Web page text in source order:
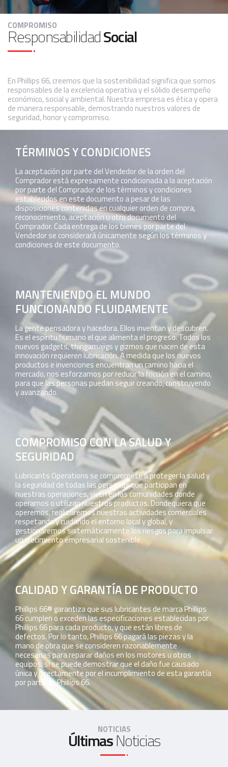
COMPROMISO
ResponsabilidadSocial
En Phillips 66, creemos que la sostenibilidad significa que somos
responsables de la excelencia operativa y el sólido desempeño
económico, social y ambiental. Nuestra empresa es ética y opera
de manera responsable, demostrando nuestros valores de
seguridad, honor y compromiso.
TÉRMINOS Y CONDICIONES
La aceptación por parte del Vendedor de la orden del
Comprador está expresamente condicionada a la aceptación
por parte del Comprador de los términos y condiciones
establecidos en este documento a pesar de las
disposiciones contenidas en cualquier orden de compra,
reconocimiento, aceptación u otro documento del
Comprador. Cada entrega de los bienes por parte del
Vendedor se considerará únicamente según los términos y
condiciones de este documento.
MANTENIENDO EL MUNDO
FUNCIONANDO FLUIDAMENTE
La gente pensadora y hacedora. Ellos inventan y descubren.
Es el espíritu humano el que alimenta el progreso. Todos los
nuevos gadgets, thingamajigs y gizmos que nacen de esta
innovación requieren lubricación. A medida que los nuevos
productos e invenciones encuentran un camino hacia el
mercado, nos esforzamos por reducir la fricción en el camino,
para que las personas puedan seguir creando, construyendo
y avanzando.
COMPROMISO CON LA SALUD Y
SEGURIDAD
Lubricants Operations se compromete a proteger la salud y
la seguridad de todas las personas que participan en
nuestras operaciones, viven en las comunidades donde
operamos o utilizan nuestros productos. Dondequiera que
operemos, realizaremos nuestras actividades comerciales
respetando y cuidando el entorno local y global, y
gestionaremos sistemáticamente los riesgos para impulsar
un crecimiento empresarial sostenible.
CALIDAD Y GARANTÍA DE PRODUCTO
Phillips 66® garantiza que sus lubricantes de marca Phillips
66 cumplen o exceden las especificaciones establecidas por
Phillips 66 para cada producto, y que están libres de
defectos. Por lo tanto, Phillips 66 pagará las piezas y la
mano de obra que se consideren razonablemente
necesarias para reparar daños en los motores u otros
equipos, si se puede demostrar que el daño fue causado
única y directamente por el incumplimiento de esta garantía
por parte de Phillips 66.
NOTICIAS
ÚltimasNoticias